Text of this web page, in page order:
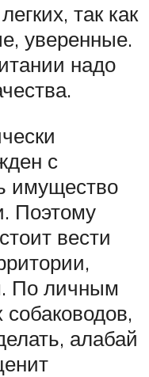
так как
уверенные.
надо
с
имущество
Поэтому
вести
По личным
алабай